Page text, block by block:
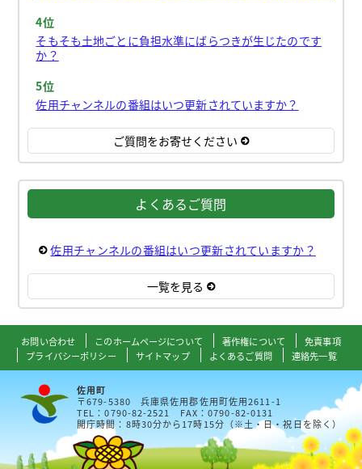
4位
そもそも土地ごとに負担水準にばらつきが生じたのです
か？
5位
佐用チャンネルの番組はいつ更新されていますか？
ご質問をお寄せください
よくあるご質問
佐用チャンネルの番組はいつ更新されていますか？
一覧を見る
お問い合わせ このホームページについて 著作権について
免責事項
プライバシーポリシー
サイトマップ よくあるご質問 連絡先一覧
佐用町
〒679-5380 兵庫県佐用郡佐用町佐用2611-1
TEL：0790-82-2521 FAX：0790-82-0131
開庁時間：8時30分から17時15分（※土・日・祝日を除く）